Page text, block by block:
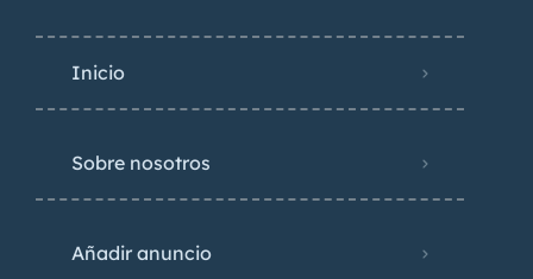
Inicio
Sobre nosotros
Añadir anuncio